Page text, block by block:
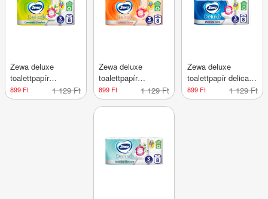
Zewa deluxe
toalettpapír
camomile fehér
3rétegű 8tekercses
899 Ft 1 129 Ft
Zewa deluxe
toalettpapír
cashmere barack
3rétegű 8tekercs
899 Ft 1 129 Ft
Zewa deluxe
toalettpapír delicate
care 3 rétegű 8
tekercs
899 Ft 1 129 Ft